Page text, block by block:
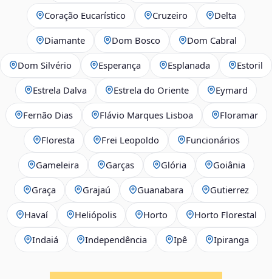
Coração Eucarístico Cruzeiro Delta
Diamante Dom Bosco Dom Cabral
Dom Silvério Esperança Esplanada Estoril
Estrela Dalva Estrela do Oriente Eymard
Fernão Dias Flávio Marques Lisboa Floramar
Floresta Frei Leopoldo Funcionários
Gameleira Garças Glória Goiânia
Graça Grajaú Guanabara Gutierrez
Havaí Heliópolis Horto Horto Florestal
Indaiá Independência Ipê Ipiranga